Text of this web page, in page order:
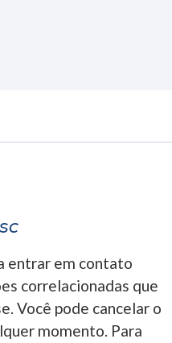
entrar em contato
correlacionadas que
Você pode cancelar o
momento. Para